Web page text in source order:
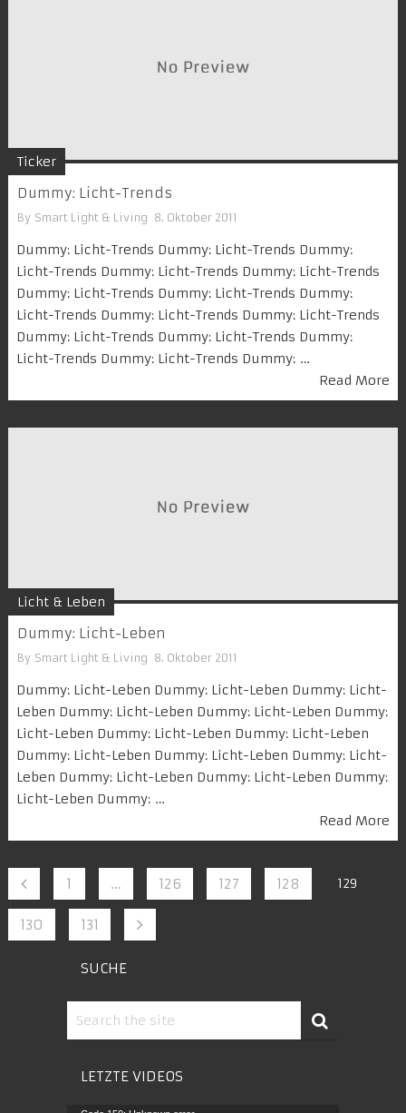
Ticker
Dummy: Licht-Trends
By Smart Light & Living 8. Oktober 2011
Dummy: Licht-Trends Dummy: Licht-Trends Dummy:
Licht-Trends Dummy: Licht-Trends Dummy: Licht-Trends
Dummy: Licht-Trends Dummy: Licht-Trends Dummy:
Licht-Trends Dummy: Licht-Trends Dummy: Licht-Trends
Dummy: Licht-Trends Dummy: Licht-Trends Dummy:
Licht-Trends Dummy: Licht-Trends Dummy: …
Read More
Licht & Leben
Dummy: Licht-Leben
By Smart Light & Living 8. Oktober 2011
Dummy: Licht-Leben Dummy: Licht-Leben Dummy: Licht-
Leben Dummy: Licht-Leben Dummy: Licht-Leben Dummy:
Licht-Leben Dummy: Licht-Leben Dummy: Licht-Leben
Dummy: Licht-Leben Dummy: Licht-Leben Dummy: Licht-
Leben Dummy: Licht-Leben Dummy: Licht-Leben Dummy:
Licht-Leben Dummy: …
Read More
1 … 126 127 128 129
130 131
SUCHE
LETZTE VIDEOS